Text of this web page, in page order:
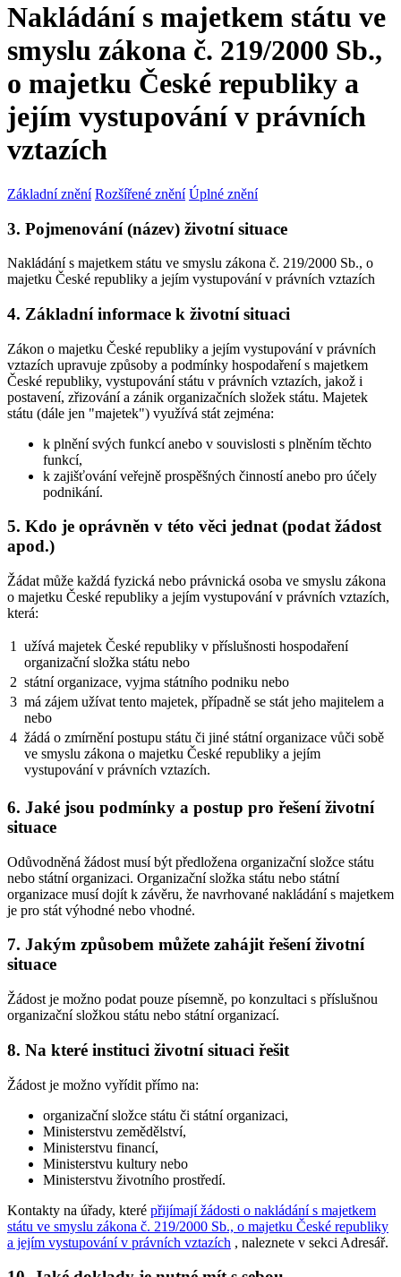
Nakládání s majetkem státu ve
smyslu zákona č. 219/2000 Sb.,
o majetku České republiky a
jejím vystupování v právních
vztazích
Základní znění Rozšířené znění Úplné znění
3. Pojmenování (název) životní situace
Nakládání s majetkem státu ve smyslu zákona č. 219/2000 Sb., o
majetku České republiky a jejím vystupování v právních vztazích
4. Základní informace k životní situaci
Zákon o majetku České republiky a jejím vystupování v právních
vztazích upravuje způsoby a podmínky hospodaření s majetkem
České republiky, vystupování státu v právních vztazích, jakož i
postavení, zřizování a zánik organizačních složek státu. Majetek
státu (dále jen "majetek") využívá stát zejména:
k plnění svých funkcí anebo v souvislosti s plněním těchto
funkcí,
k zajišťování veřejně prospěšných činností anebo pro účely
podnikání.
5. Kdo je oprávněn v této věci jednat (podat žádost
apod.)
Žádat může každá fyzická nebo právnická osoba ve smyslu zákona
o majetku České republiky a jejím vystupování v právních vztazích,
která:
1
užívá majetek České republiky v příslušnosti hospodaření
organizační složka státu nebo
2 státní organizace, vyjma státního podniku nebo
3 má zájem užívat tento majetek, případně se stát jeho majitelem a
nebo
4 žádá o zmírnění postupu státu či jiné státní organizace vůči sobě
ve smyslu zákona o majetku České republiky a jejím
vystupování v právních vztazích.
6. Jaké jsou podmínky a postup pro řešení životní
situace
Odůvodněná žádost musí být předložena organizační složce státu
nebo státní organizaci. Organizační složka státu nebo státní
organizace musí dojít k závěru, že navrhované nakládání s majetkem
je pro stát výhodné nebo vhodné.
7. Jakým způsobem můžete zahájit řešení životní
situace
Žádost je možno podat pouze písemně, po konzultaci s příslušnou
organizační složkou státu nebo státní organizací.
8. Na které instituci životní situaci řešit
Žádost je možno vyřídit přímo na:
organizační složce státu či státní organizaci,
Ministerstvu zemědělství,
Ministerstvu financí,
Ministerstvu kultury nebo
Ministerstvu životního prostředí.
Kontakty na úřady, které přijímají žádosti o nakládání s majetkem
státu ve smyslu zákona č. 219/2000 Sb., o majetku České republiky
a jejím vystupování v právních vztazích , naleznete v sekci Adresář.